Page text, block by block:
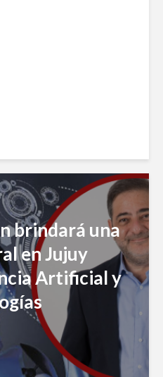
brindará una
en Jujuy
Artificial y